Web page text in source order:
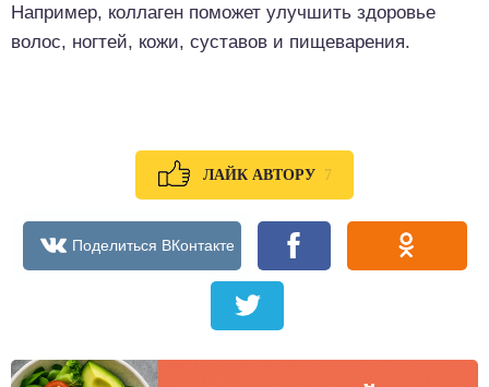
Например, коллаген поможет улучшить здоровье
волос, ногтей, кожи, суставов и пищеварения.
ЛАЙК АВТОРУ 7